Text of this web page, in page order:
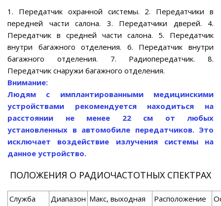
1. Передатчик охранной системы. 2. Передатчики в
передней части салона. 3. Передатчики дверей. 4.
Передатчик в средней части салона. 5. Передатчик
внутри багажного отделения. 6. Передатчик внутри
багажного отделения. 7. Радиопередатчик. 8.
Передатчик снаружи багажного отделения.
Внимание:
Людям с имплантированными медицинскими
устройствами рекомендуется находиться на
расстоянии не менее 22 см от любых
установленных в автомобиле передатчиков. Это
исключает воздействие излучения системы на
данное устройство.
ПОЛОЖЕНИЯ О РАДИОЧАСТОТНЫХ СПЕКТРАХ
Служба
Диапазон Макс, выходная
Расположение